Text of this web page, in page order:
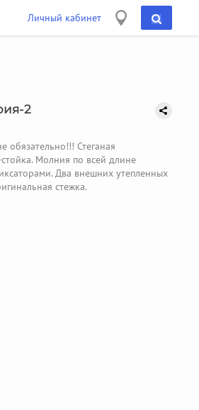
Личный кабинет
2
Стеганая
Молния по всей длине
Два внешних утепленных
стежка.